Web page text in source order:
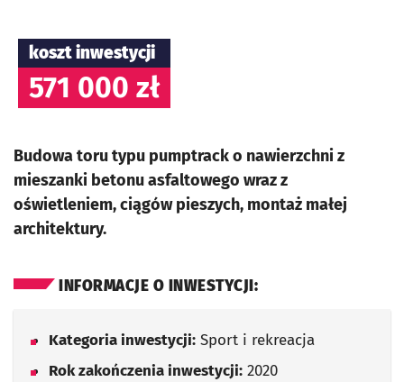
koszt inwestycji
571 000 zł
Budowa toru typu pumptrack o nawierzchni z
mieszanki betonu asfaltowego wraz z
oświetleniem, ciągów pieszych, montaż małej
architektury.
INFORMACJE O INWESTYCJI:
Kategoria inwestycji: Sport i rekreacja
Rok zakończenia inwestycji: 2020